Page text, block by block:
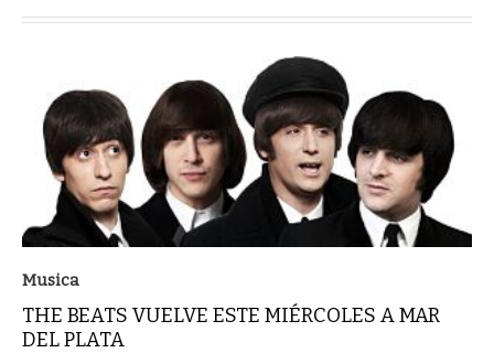
Musica
THE BEATS VUELVE ESTE MIÉRCOLES A MAR
DEL PLATA